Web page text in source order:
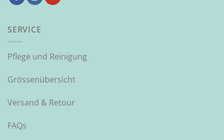
SERVICE
Pflege und Reinigung
Grössenübersicht
Versand & Retour
FAQs